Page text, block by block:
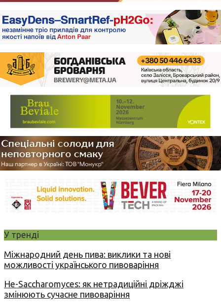
У тренді
Міжнародний день пива: виклики та нові
можливості українського пивоваріння
Не-Saccharomyces: як нетрадиційні дріжджі
змінюють сучасне пивоваріння